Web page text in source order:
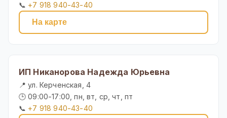
📞 +7 918 940-43-40
На карте
ИП Никанорова Надежда Юрьевна
📍 ул. Керченская, 4
🕒 09:00-17:00, пн, вт, ср, чт, пт
📞 +7 918 940-43-40